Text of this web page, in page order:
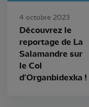
4 octobre 2023
Découvrez le
reportage de La
Salamandre sur
le Col
d'Organbidexka !